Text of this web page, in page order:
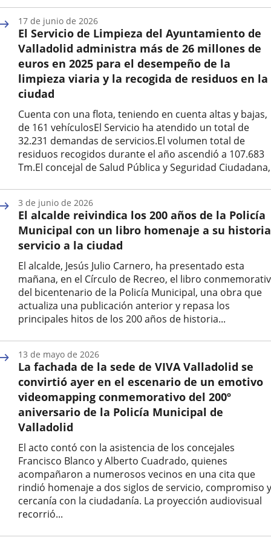
la
noticia
El Servicio de Limpieza del Ayuntamiento de
Valladolid administra más de 26 millones de
euros en 2025 para el desempeño de la
limpieza viaria y la recogida de residuos en la
ciudad
Cuenta con una flota, teniendo en cuenta altas y bajas,
de 161 vehículosEl Servicio ha atendido un total de
32.231 demandas de servicios.El volumen total de
residuos recogidos durante el año ascendió a 107.683
Tm.El concejal de Salud Pública y Seguridad
la
noticia
17 de junio de 2026
El alcalde reivindica los 200 años de la Policía
Municipal con un libro homenaje a su
servicio a la ciudad
El alcalde, Jesús Julio Carnero, ha presentado esta
mañana, en el Círculo de Recreo, el libro
del bicentenario de la Policía Municipal, una obra que
actualiza una publicación anterior y repasa los
principales hitos de los 200 años de historia...
la
noticia
3 de junio de 2026
La fachada de la sede de VIVA Valladolid se
convirtió ayer en el escenario de un emotivo
videomapping conmemorativo del 200º
aniversario de la Policía Municipal de
Valladolid
El acto contó con la asistencia de los concejales
Francisco Blanco y Alberto Cuadrado, quienes
acompañaron a numerosos vecinos en una cita que
rindió homenaje a dos siglos de servicio, compromiso y
cercanía con la ciudadanía. La proyección audiovisual
recorrió...
13 de mayo de 2026